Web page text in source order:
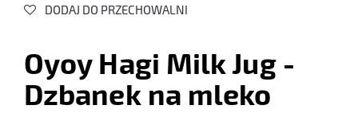
DODAJ DO PRZECHOWALNI
Oyoy Hagi Milk Jug -
Dzbanek na mleko